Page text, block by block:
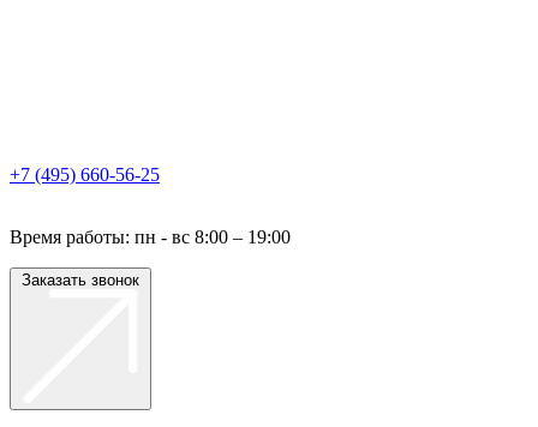
+7 (495) 660-56-25
Время работы: пн - вс 8:00 – 19:00
Заказать звонок